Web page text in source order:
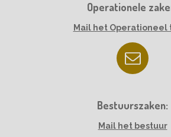
Operationele
Mail het Operationeel
Bestuurszaken:
Mail het bestuur